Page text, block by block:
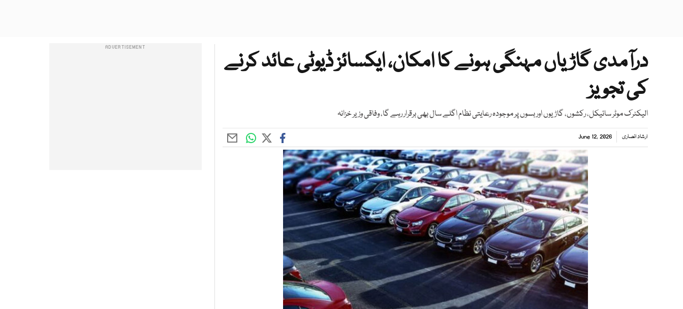
درآمدی گاڑیاں مہنگی ہونے کا امکان، ایکسائز ڈیوٹی عائد کرنے
کی تجویز
الیکٹرک موٹر سائیکل، رکشوں، گاڑیوں اور بسوں پر موجودہ رعایتی نظام اگلے سال بھی برقرار رہے گا، وفاقی وزیر خزانہ
ارشاد انصاری June 12, 2026